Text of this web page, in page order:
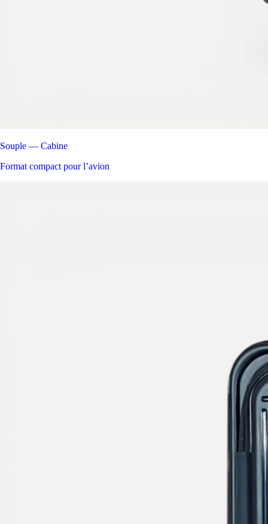
Souple — Cabine
Format compact pour l’avion